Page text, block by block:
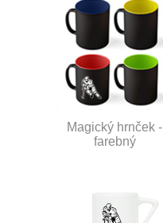
Magický hrnček -
farebný